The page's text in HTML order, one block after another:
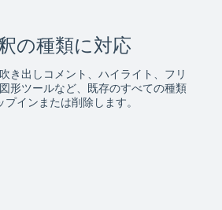
の種類に対応
き出しコメント、ハイライト、フリ
形ツールなど、既存のすべての種類
インまたは削除します。